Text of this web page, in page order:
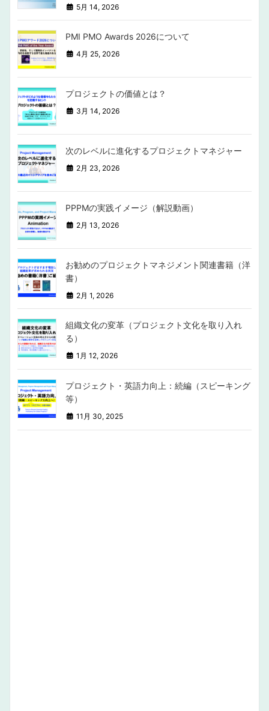
5月 14, 2026
PMI PMO Awards 2026について
4月 25, 2026
プロジェクトの価値とは？
3月 14, 2026
次のレベルに進化するプロジェクトマネジャー
2月 23, 2026
PPPMの実践イメージ（解説動画）
2月 13, 2026
お勧めのプロジェクトマネジメント関連書籍（洋
書）
2月 1, 2026
組織文化の変革（プロジェクト文化を取り入れ
る）
1月 12, 2026
プロジェクト・英語力向上：続編（スピーキング
等）
11月 30, 2025